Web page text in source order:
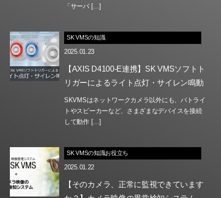
「サーバ […]
SK VMSの知識
2025.01.23
【AXIS D4100-E連携】SK VMSソフトト
リガーによるライト点灯・サイレン鳴動
SKVMSはネットワークカメラ以外にも、パトライ
トやスピーカーなど、さまざまなデバイスを接続
して動作 […]
SK VMSの知識お役立ち
2025.01.22
【そのカメラ、正常に監視できています